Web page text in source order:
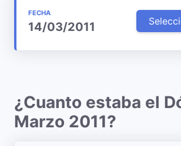
FECHA
14/03/2011
¿Cuanto estaba el
Marzo 2011?